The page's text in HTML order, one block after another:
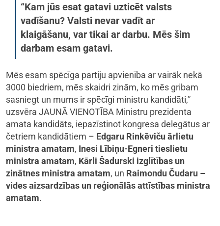
“Kam jūs esat gatavi uzticēt valsts
vadīšanu? Valsti nevar vadīt ar
klaigāšanu, var tikai ar darbu. Mēs šim
darbam esam gatavi.
Mēs esam spēcīga partiju apvienība ar vairāk nekā
3000 biedriem, mēs skaidri zinām, ko mēs gribam
sasniegt un mums ir spēcīgi ministru kandidāti,”
uzsvēra JAUNĀ VIENOTĪBA Ministru prezidenta
amata kandidāts, iepazīstinot kongresa delegātus ar
četriem kandidātiem – Edgaru Rinkēviču ārlietu
ministra amatam, Inesi Lībiņu-Egneri tieslietu
ministra amatam, Kārli Šadurski izglītības un
zinātnes ministra amatam, un Raimondu Čudaru –
vides aizsardzības un reģionālās attīstības ministra
amatam.